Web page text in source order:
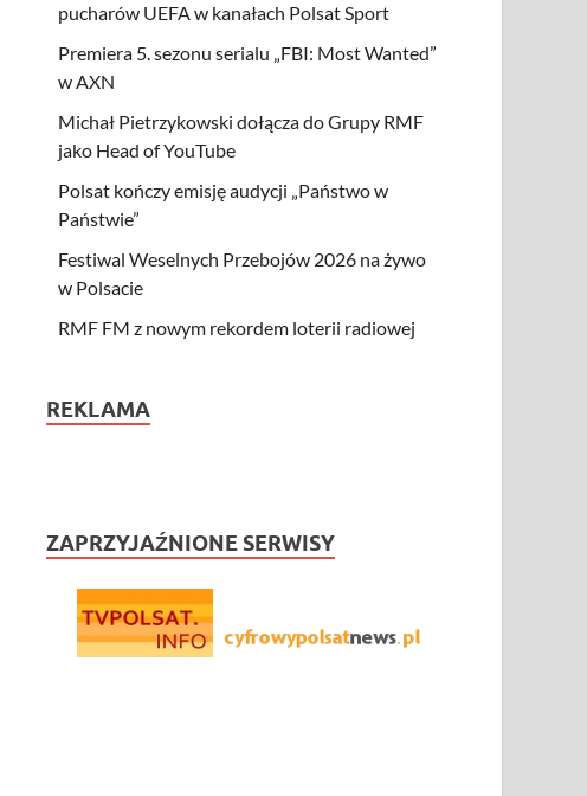
pucharów UEFA w kanałach Polsat Sport
Premiera 5. sezonu serialu „FBI: Most Wanted”
w AXN
Michał Pietrzykowski dołącza do Grupy RMF
jako Head of YouTube
Polsat kończy emisję audycji „Państwo w
Państwie”
Festiwal Weselnych Przebojów 2026 na żywo
w Polsacie
RMF FM z nowym rekordem loterii radiowej
REKLAMA
ZAPRZYJAŹNIONE SERWISY